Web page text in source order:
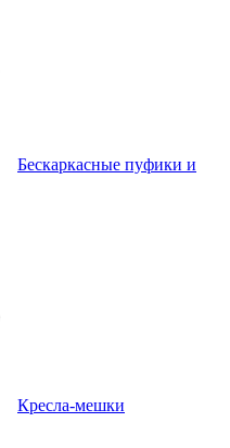
Бескаркасные пуфики и
Кресла-мешки